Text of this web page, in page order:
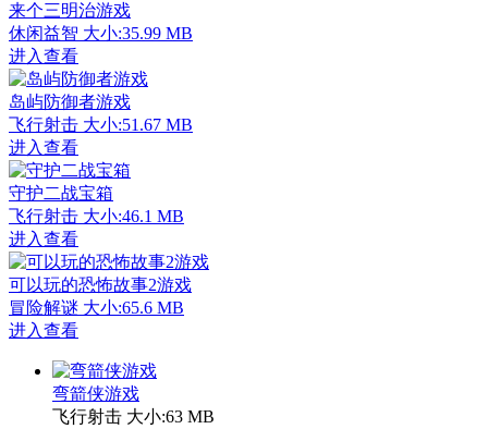
来个三明治游戏
休闲益智 大小:35.99 MB
进入查看
岛屿防御者游戏
飞行射击 大小:51.67 MB
进入查看
守护二战宝箱
飞行射击 大小:46.1 MB
进入查看
可以玩的恐怖故事2游戏
冒险解谜 大小:65.6 MB
进入查看
弯箭侠游戏
飞行射击 大小:63 MB